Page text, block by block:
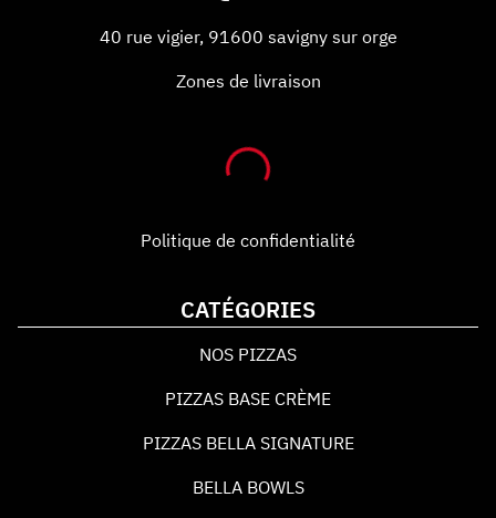
40 rue vigier, 91600 savigny sur orge
Zones de livraison
Politique de confidentialité
CATÉGORIES
NOS PIZZAS
PIZZAS BASE CRÈME
PIZZAS BELLA SIGNATURE
BELLA BOWLS